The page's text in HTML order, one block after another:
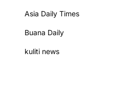
Asia Daily Times
Buana Daily
kuliti news